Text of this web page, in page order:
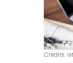
Credits: